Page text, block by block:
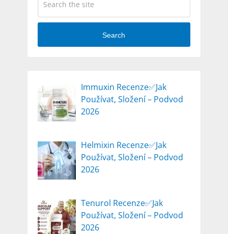
Search
Immuxin Recenze✅Jak
Používat, Složení – Podvod
2026
Helmixin Recenze✅Jak
Používat, Složení – Podvod
2026
Tenurol Recenze✅Jak
Používat, Složení – Podvod
2026